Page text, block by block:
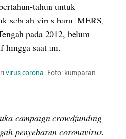
tahun untuk
sebuah virus baru. MERS,
pada 2012, belum
hingga saat ini.
virus corona. Foto: kumparan
campaign crowdfunding
penyebaran coronavirus.